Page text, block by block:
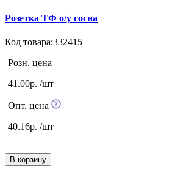
Розетка ТФ о/у сосна
Код товара:332415
Розн. цена
41.00р. /шт
Опт. цена
40.16р. /шт
В корзину